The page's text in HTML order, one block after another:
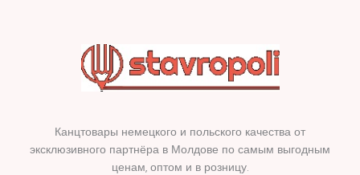
Канцтовары немецкого и польского качества от
эксклюзивного партнёра в Молдове по самым выгодным
ценам, оптом и в розницу.